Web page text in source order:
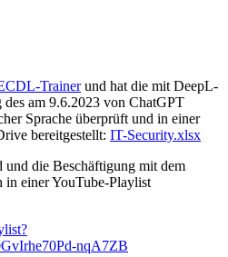
Trainerund hat die mit DeepL-
des am 9.6.2023 von ChatGPT
Sprache überprüft und in einer
bereitgestellt: IT-Security.xlsx
und die Beschäftigung mit dem
in einer YouTube-Playlist
nqA7ZB